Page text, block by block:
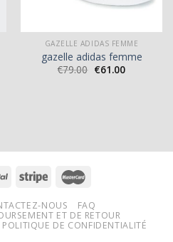
GAZELLE ADIDAS FEMME
gazelle adidas femme
€79.00 €61.00
NOUS
FAQ
ET DE RETOUR
POLITIQUE DE CONFIDENTIALITÉ